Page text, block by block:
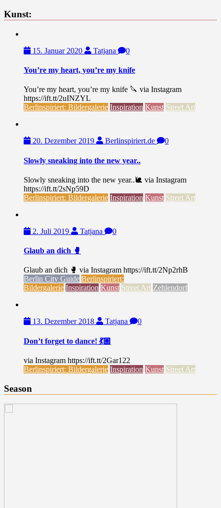
Kunst:
15. Januar 2020 Tatjana 0
You’re my heart, you’re my knife
You’re my heart, you’re my knife 🔪 via Instagram
https://ift.tt/2uINZYL
Berlinspiriert: Bildergalerie Inspiration Kunst Street Art
20. Dezember 2019 Berlinspiriert.de 0
Slowly sneaking into the new year..
Slowly sneaking into the new year..🐌 via Instagram
https://ift.tt/2sNp59D
Berlinspiriert: Bildergalerie Inspiration Kunst Street Art
2. Juli 2019 Tatjana 0
Glaub an dich 🥊
Glaub an dich 🥊 via Instagram https://ift.tt/2Np2rhB
Berlin City Guide Berlinspiriert:
Bildergalerie Inspiration Kunst Street Art Zehlendorf
13. Dezember 2018 Tatjana 0
Don’t forget to dance! 💃🏼
via Instagram https://ift.tt/2Gar122
Berlinspiriert: Bildergalerie Inspiration Kunst Street Art
Season